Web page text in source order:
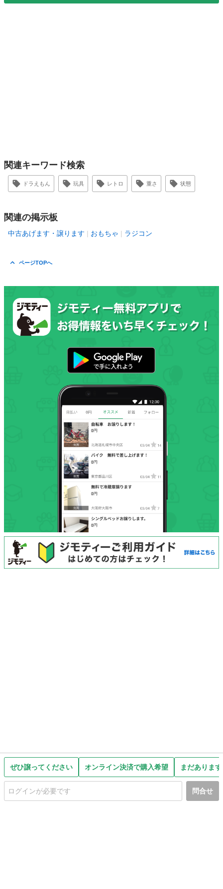
ぜひ譲ってください オンライン決済で購入希望 まだありま
問合せ
関連キーワード検索
ドラえもん 玩具 レトロ 重さ 状態
関連の掲示板
中古あげます・譲ります おもちゃ ラジコン
ページTOPへ